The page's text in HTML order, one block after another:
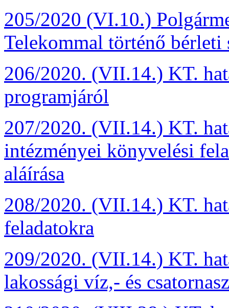
205/2020 (VI.10.)
Telekommal történő bérleti
206/2020. (VII.14.) KT.
programjáról
207/2020. (VII.14.) KT.
intézményei könyvelési
aláírása
208/2020. (VII.14.) KT.
feladatokra
209/2020. (VII.14.) KT.
lakossági víz,- és